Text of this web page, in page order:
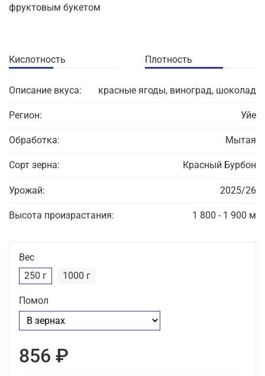
фруктовым букетом
Кислотность Плотность
Описание вкуса: красные ягоды, виноград, шоколад
Регион: Уйе
Обработка: Мытая
Сорт зерна: Красный Бурбон
Урожай: 2025/26
Высота произрастания: 1 800 - 1 900 м
Вес
250 г
1000 г
Помол
856 ₽